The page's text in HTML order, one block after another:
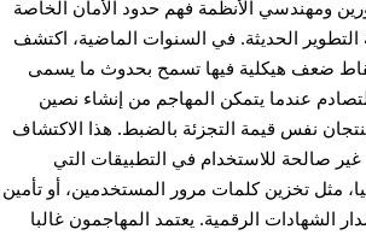
ومهندسي الأنظمة فهم حدود الأمان الخاصة
التطوير الحديثة. في السنوات الماضية، اكتشف
نقاط ضعف هيكلية فيها تسمح بحدوث ما يسمى
عندما يتمكن المهاجم من إنشاء نصين
نفس قيمة التجزئة بالضبط. هذا الاكتشاف
صالحة للاستخدام في التطبيقات التي
مثل تخزين كلمات مرور المستخدمين، أو تأمين
الشهادات الرقمية. يعتمد المهاجمون غالبا